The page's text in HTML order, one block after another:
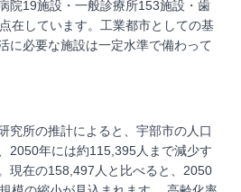
院19施設・一般診療所153施設・歯
在しています。工業都市としての基
に必要な施設は一定水準で備わって
究所の推計によると、宇部市の人口
2050年には約115,395人まで減少す
現在の158,497人と比べると、2050